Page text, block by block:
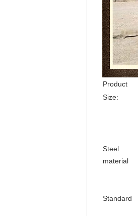
Product
Size:
Steel
material
Standard